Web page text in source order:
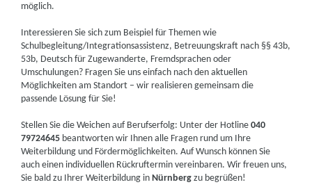
möglich.
Interessieren Sie sich zum Beispiel für Themen wie
Schulbegleitung/Integrationsassistenz, Betreuungskraft nach §§ 43b,
53b, Deutsch für Zugewanderte, Fremdsprachen oder
Umschulungen? Fragen Sie uns einfach nach den aktuellen
Möglichkeiten am Standort – wir realisieren gemeinsam die
passende Lösung für Sie!
Stellen Sie die Weichen auf Berufserfolg: Unter der Hotline040
79724645 beantworten wir Ihnen alle Fragen rund um Ihre
Weiterbildung und Fördermöglichkeiten. Auf Wunsch können Sie
auch einen individuellen Rückruftermin vereinbaren. Wir freuen uns,
Sie bald zu Ihrer Weiterbildung inNürnberg zu begrüßen!